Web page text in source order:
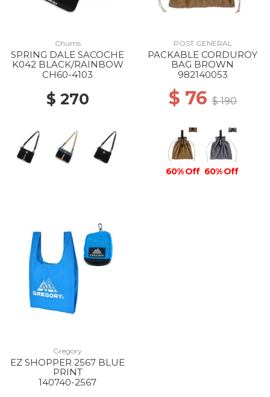
Chums
SPRING DALE SACOCHE
K042 BLACK/RAINBOW
CH60-4103
$ 270
POST GENERAL
PACKABLE CORDUROY
BAG BROWN
982140053
$ 76$ 190
60% Off 60% Off
Gregory
EZ SHOPPER 2567 BLUE
PRINT
140740-2567